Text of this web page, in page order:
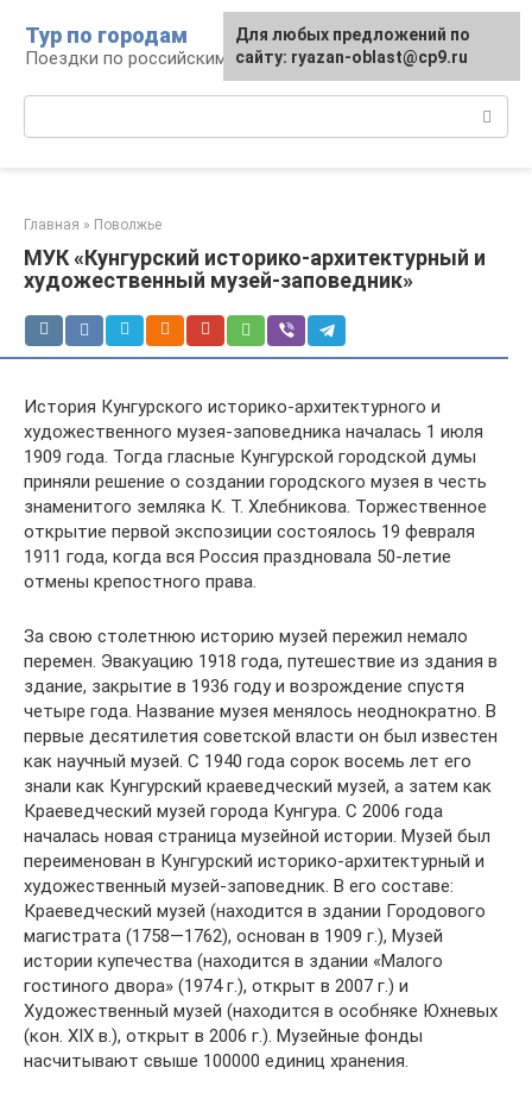
контенту
Тур по городам
Поездки по российским городам
Главная » Поволжье
МУК «Кунгурский историко-архитектурный и
художественный музей-заповедник»
История Кунгурского историко-архитектурного и
художественного музея-заповедника началась 1 июля
1909 года. Тогда гласные Кунгурской городской думы
приняли решение о создании городского музея в честь
знаменитого земляка К. Т. Хлебникова. Торжественное
открытие первой экспозиции состоялось 19 февраля
1911 года, когда вся Россия праздновала 50-летие
отмены крепостного права.
За свою столетнюю историю музей пережил немало
перемен. Эвакуацию 1918 года, путешествие из здания в
здание, закрытие в 1936 году и возрождение спустя
четыре года. Название музея менялось неоднократно. В
первые десятилетия советской власти он был известен
как научный музей. С 1940 года сорок восемь лет его
знали как Кунгурский краеведческий музей, а затем как
Краеведческий музей города Кунгура. С 2006 года
началась новая страница музейной истории. Музей был
переименован в Кунгурский историко-архитектурный и
художественный музей-заповедник. В его составе:
Краеведческий музей (находится в здании Городового
магистрата (1758—1762), основан в 1909 г.), Музей
истории купечества (находится в здании «Малого
гостиного двора» (1974 г.), открыт в 2007 г.) и
Художественный музей (находится в особняке Юхневых
(кон. ХIХ в.), открыт в 2006 г.). Музейные фонды
насчитывают свыше 100000 единиц хранения.
Для любых предложений по
сайту: ryazan-oblast@cp9.ru